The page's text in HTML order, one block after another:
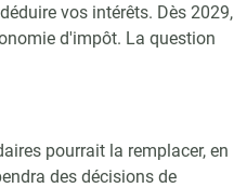
vos intérêts. Dès 2029,
d'impôt. La question
pourrait la remplacer, en
des décisions de